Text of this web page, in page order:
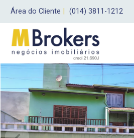
Área do Cliente (014) 3811-1212